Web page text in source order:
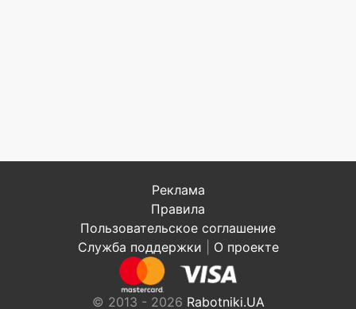
Реклама
Правила
Пользовательское соглашение
Служба поддержки
О проекте
© 2013 - 2026 Rabotniki.UA